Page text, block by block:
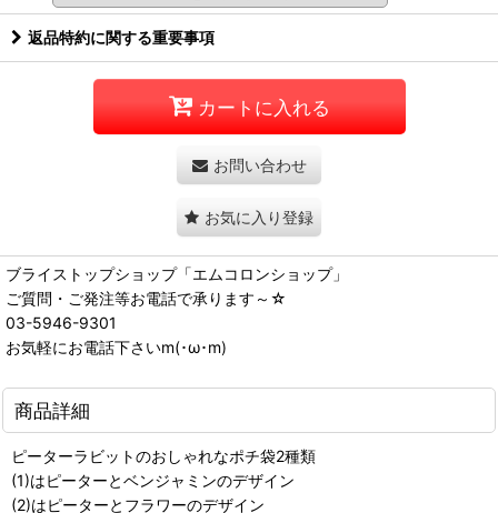
返品特約に関する重要事項
カートに入れる
お問い合わせ
お気に入り登録
ブライストップショップ「エムコロンショップ」
ご質問・ご発注等お電話で承ります～☆
03-5946-9301
お気軽にお電話下さいm(･ω･m)
商品詳細
ピーターラビットのおしゃれなポチ袋2種類
(1)はピーターとベンジャミンのデザイン
(2)はピーターとフラワーのデザイン